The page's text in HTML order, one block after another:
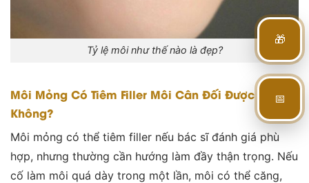
Tỷ lệ môi như thế nào là đẹp?
Môi Mỏng Có Tiêm Filler Môi Cân Đối Được
Không?
Môi mỏng có thể tiêm filler nếu bác sĩ đánh giá phù
hợp, nhưng thường cần hướng làm đầy thận trọng. Nếu
cố làm môi quá dày trong một lần, môi có thể căng,
🎁
📅